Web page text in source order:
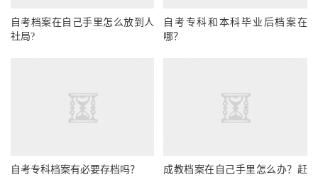
自考档案在自己手里怎么放到人
社局?
自考专科和本科毕业后档案在
哪？
自考专科档案有必要存档吗？
成教档案在自己手里怎么办？赶